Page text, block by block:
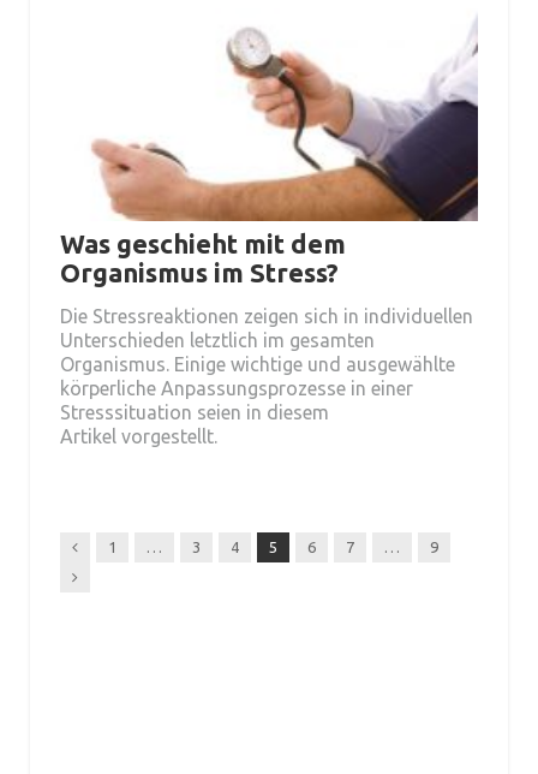
Was geschieht mit dem
Organismus im Stress?
Die Stressreaktionen zeigen sich in individuellen
Unterschieden letztlich im gesamten
Organismus. Einige wichtige und ausgewählte
körperliche Anpassungsprozesse in einer
Stresssituation seien in diesem
Artikel vorgestellt.
Previous
1 3 4 5 6 7
9
Next